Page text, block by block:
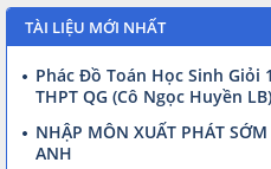
TÀI LIỆU MỚI NHẤT
Phác Đồ Toán Học Sinh Giỏi
THPT QG (Cô Ngọc Huyền LB)
NHẬP MÔN XUẤT PHÁT
ANH